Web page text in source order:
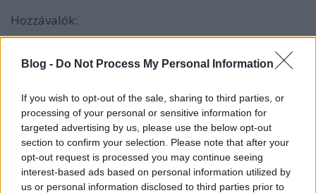
Blog - Do Not Process My Personal Information
If you wish to opt-out of the sale, sharing to third parties, or
processing of your personal or sensitive information for
targeted advertising by us, please use the below opt-out
section to confirm your selection. Please note that after your
opt-out request is processed you may continue seeing
interest-based ads based on personal information utilized by
us or personal information disclosed to third parties prior to
Hozzávalók:
2 db tojás
70 g sonka vagy bacon
2 szál újhagyma
parmezán vagy más reszelt sajt
olívaolaj
só